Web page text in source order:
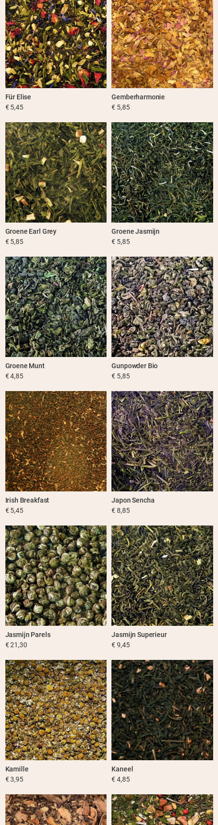
Für Elise
€ 5,45
Gemberharmonie
€ 5,85
Groene Earl Grey
€ 5,85
Groene Jasmijn
€ 5,85
Groene Munt
€ 4,85
Gunpowder Bio
€ 5,85
Irish Breakfast
€ 5,45
Japon Sencha
€ 8,85
Jasmijn Parels
€ 21,30
Jasmijn Superieur
€ 9,45
Kamille
€ 3,95
Kaneel
€ 4,85